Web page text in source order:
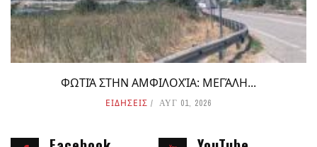
ΦΩΤΙΆ ΣΤΗΝ ΑΜΦΙΛΟΧΊΑ: ΜΕΓΆΛΗ...
ΕΙΔΗΣΕΙΣ ΑΥΓ 01, 2026